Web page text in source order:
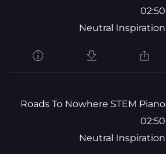
02:50
Neutral Inspiration
Roads To Nowhere STEM Piano
02:50
Neutral Inspiration